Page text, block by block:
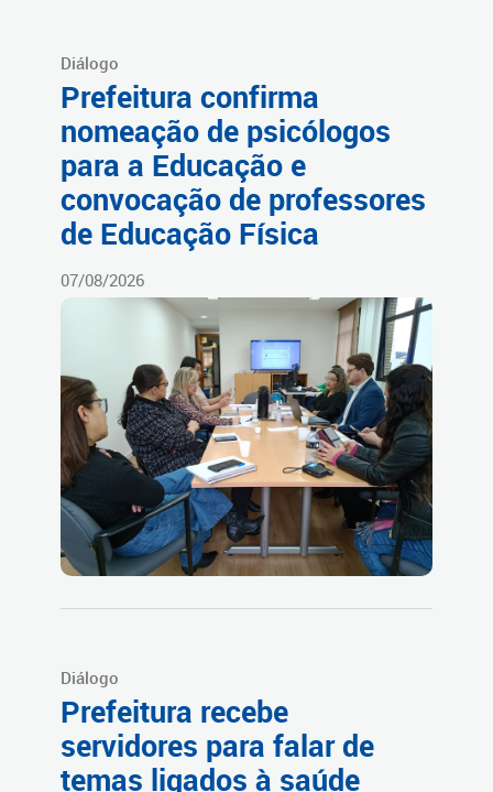
Diálogo
Prefeitura confirma
nomeação de psicólogos
para a Educação e
convocação de professores
de Educação Física
07/08/2026
Diálogo
Prefeitura recebe
servidores para falar de
temas ligados à saúde